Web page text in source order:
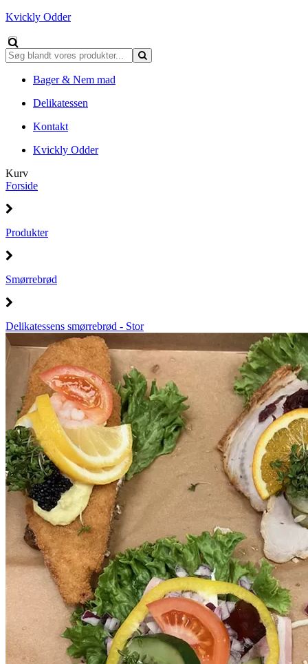
Kvickly Odder
Bager & Nem mad
Delikatessen
Kontakt
Kvickly Odder
Kurv
Forside
Produkter
Smørrebrød
Delikatessens smørrebrød - Stor